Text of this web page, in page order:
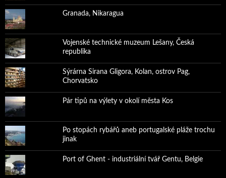
Granada, Nikaragua
Vojenské technické muzeum Lešany, Česká
republika
Sýrárna Sirana Gligora, Kolan, ostrov Pag,
Chorvatsko
Pár tipů na výlety v okolí města Kos
Po stopách rybářů aneb portugalské pláže trochu
jinak
Port of Ghent - industriální tvář Gentu, Belgie